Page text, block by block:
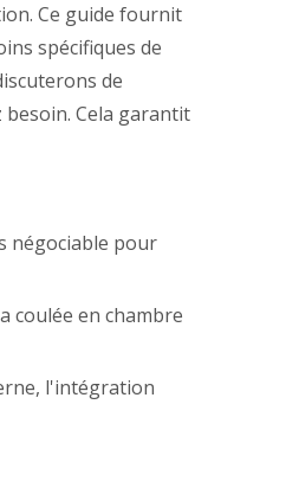
Ce guide fournit
spécifiques de
de
besoin. Cela garantit
négociable pour
coulée en chambre
l'intégration